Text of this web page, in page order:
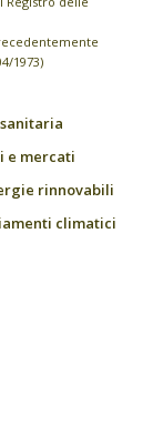
1973)
e mercati
rinnovabili
climatici